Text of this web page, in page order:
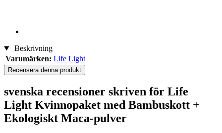
Beskrivning
Varumärken: Life Light
Recensera denna produkt
svenska recensioner skriven för Life
Light Kvinnopaket med Bambuskott +
Ekologiskt Maca-pulver